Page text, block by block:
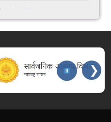
प्रादेशिक कार्यालय मुंबई NEW
प्रादेशिक कार्यालय चंद्रपूर
❯